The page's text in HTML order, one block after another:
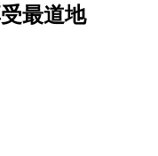
最道地